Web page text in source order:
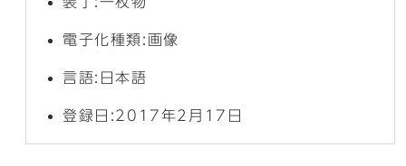
電子化種類:画像
言語:日本語
登録日:2017年2月17日